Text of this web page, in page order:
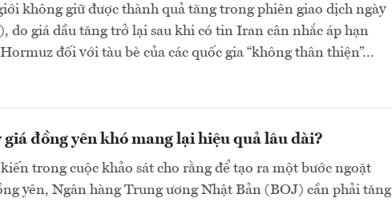
không giữ được thành quả tăng trong phiên giao dịch ngày
do giá dầu tăng trở lại sau khi có tin Iran cân nhắc áp hạn
đối với tàu bè của các quốc gia “không thân thiện”...
giá đồng yên khó mang lại hiệu quả lâu dài?
trong cuộc khảo sát cho rằng để tạo ra một bước ngoặt
yên, Ngân hàng Trung ương Nhật Bản (BOJ) cần phải tăng